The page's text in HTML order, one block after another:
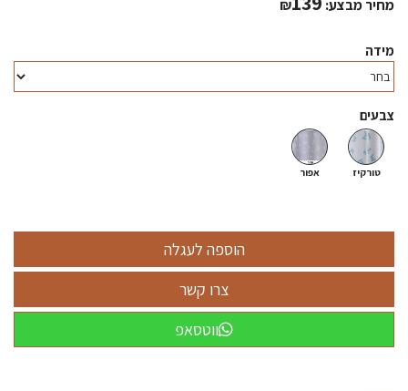
מחיר מבצע: ₪
מידה
צבעים
טורקיז אפור
ווטסאפ